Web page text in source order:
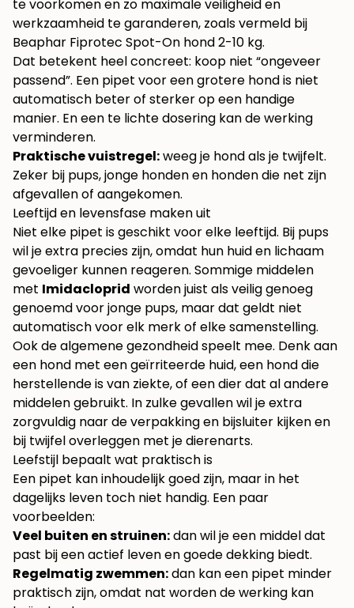
te voorkomen en zo maximale veiligheid en
werkzaamheid te garanderen, zoals vermeld bij
Beaphar Fiprotec Spot-On hond 2-10 kg.
Dat betekent heel concreet: koop niet “ongeveer
passend”. Een pipet voor een grotere hond is niet
automatisch beter of sterker op een handige
manier. En een te lichte dosering kan de werking
verminderen.
Praktische vuistregel:weeg je hond als je twijfelt.
Zeker bij pups, jonge honden en honden die net zijn
afgevallen of aangekomen.
Leeftijd en levensfase maken uit
Niet elke pipet is geschikt voor elke leeftijd. Bij pups
wil je extra precies zijn, omdat hun huid en lichaam
gevoeliger kunnen reageren. Sommige middelen
met Imidacloprid worden juist als veilig genoeg
genoemd voor jonge pups, maar dat geldt niet
automatisch voor elk merk of elke samenstelling.
Ook de algemene gezondheid speelt mee. Denk aan
een hond met een geïrriteerde huid, een hond die
herstellende is van ziekte, of een dier dat al andere
middelen gebruikt. In zulke gevallen wil je extra
zorgvuldig naar de verpakking en bijsluiter kijken en
bij twijfel overleggen met je dierenarts.
Leefstijl bepaalt wat praktisch is
Een pipet kan inhoudelijk goed zijn, maar in het
dagelijks leven toch niet handig. Een paar
voorbeelden:
Veel buiten en struinen:dan wil je een middel dat
past bij een actief leven en goede dekking biedt.
Regelmatig zwemmen:dan kan een pipet minder
praktisch zijn, omdat nat worden de werking kan